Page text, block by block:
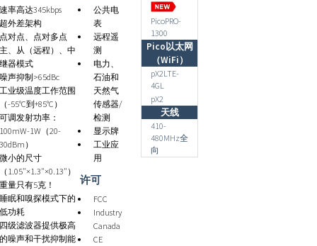
率高达345kbps
外差架构
对点、点对多点
、从（远程）、中
器模式
声抑制>65dBc
业级温度工作范围
-55°C到+85°C）
调发射功率：
1W（20-
）
小的尺寸
1.05"×1.3"×0.13"）
量只有5克！
眠和嗅探模式下的
功耗
级滤波器提供极高
噪声和干扰抑制能
公共电
表
远程遥
测
电力、
石油和
天然气
传感器/
检测
显示牌
工业应
用
许可
FCC
Industry
Canada
CE
PicoPRO-
1300
Pico以太网
（WiFi）
pX2LTE-
4GL
pX2
天线
410-
480MHz全
向